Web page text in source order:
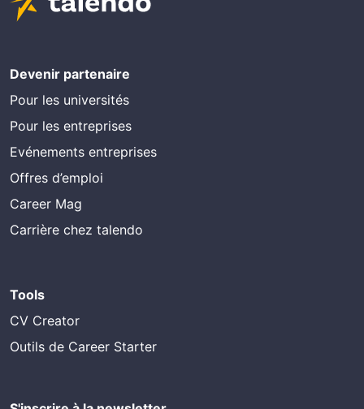
Devenir partenaire
Pour les universités
Pour les entreprises
Evénements entreprises
Offres d’emploi
Career Mag
Carrière chez talendo
Tools
CV Creator
Outils de Career Starter